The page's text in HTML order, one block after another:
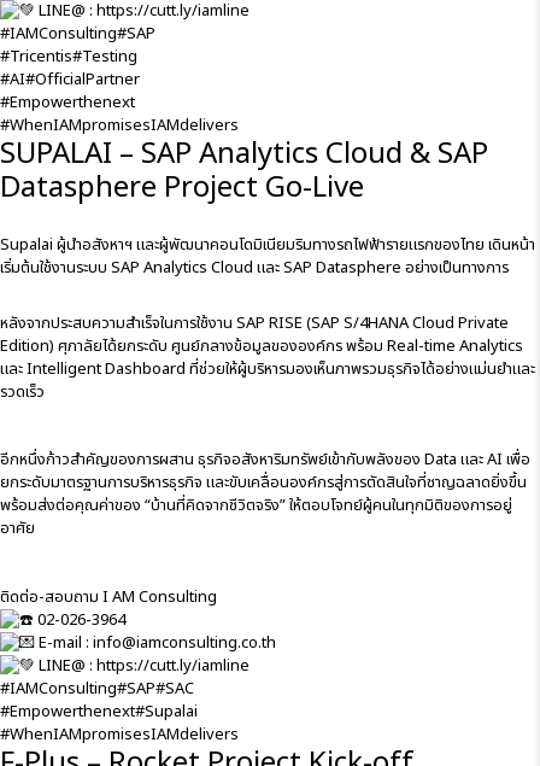
LINE@ : https://cutt.ly/iamline
#IAMConsulting#SAP
#Tricentis#Testing
#AI#OfficialPartner
#Empowerthenext
#WhenIAMpromisesIAMdelivers
SUPALAI – SAP Analytics Cloud & SAP
Datasphere Project Go-Live
Supalai ผู้นำอสังหาฯ และผู้พัฒนาคอนโดมิเนียมริมทางรถไฟฟ้ารายแรกของไทย เดินหน้า
เริ่มต้นใช้งานระบบ SAP Analytics Cloud และ SAP Datasphere อย่างเป็นทางการ
หลังจากประสบความสำเร็จในการใช้งาน SAP RISE (SAP S/4HANA Cloud Private
Edition) ศุภาลัยได้ยกระดับ ศูนย์กลางข้อมูลขององค์กร พร้อม Real-time Analytics
และ Intelligent Dashboard ที่ช่วยให้ผู้บริหารมองเห็นภาพรวมธุรกิจได้อย่างแม่นยำและ
รวดเร็ว
อีกหนึ่งก้าวสำคัญของการผสาน ธุรกิจอสังหาริมทรัพย์เข้ากับพลังของ Data และ AI เพื่อ
ยกระดับมาตรฐานการบริหารธุรกิจ และขับเคลื่อนองค์กรสู่การตัดสินใจที่ชาญฉลาดยิ่งขึ้น
พร้อมส่งต่อคุณค่าของ “บ้านที่คิดจากชีวิตจริง” ให้ตอบโจทย์ผู้คนในทุกมิติของการอยู่
อาศัย
ติดต่อ-สอบถาม I AM Consulting
02-026-3964
E-mail : info@iamconsulting.co.th
LINE@ : https://cutt.ly/iamline
#IAMConsulting#SAP#SAC
#Empowerthenext#Supalai
#WhenIAMpromisesIAMdelivers